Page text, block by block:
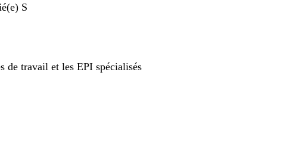
S
travail et les EPI spécialisés